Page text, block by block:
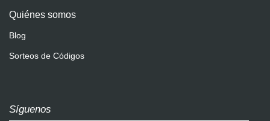
Quiénes somos
Blog
Sorteos de Códigos
Síguenos